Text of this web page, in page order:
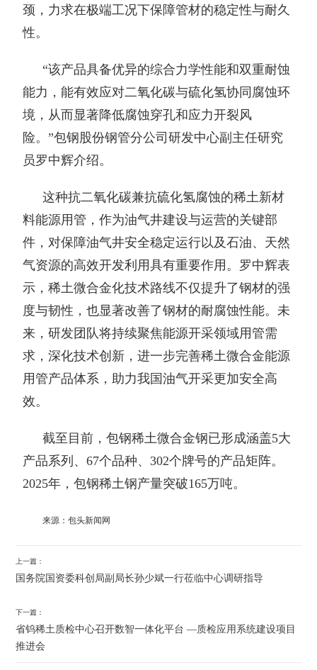
颈，力求在极端工况下保障管材的稳定性与耐久
性。
“该产品具备优异的综合力学性能和双重耐蚀
能力，能有效应对二氧化碳与硫化氢协同腐蚀环
境，从而显著降低腐蚀穿孔和应力开裂风
险。”包钢股份钢管分公司研发中心副主任研究
员罗中辉介绍。
这种抗二氧化碳兼抗硫化氢腐蚀的稀土新材
料能源用管，作为油气井建设与运营的关键部
件，对保障油气井安全稳定运行以及石油、天然
气资源的高效开发利用具有重要作用。罗中辉表
示，稀土微合金化技术路线不仅提升了钢材的强
度与韧性，也显著改善了钢材的耐腐蚀性能。未
来，研发团队将持续聚焦能源开采领域用管需
求，深化技术创新，进一步完善稀土微合金能源
用管产品体系，助力我国油气开采更加安全高
效。
截至目前，包钢稀土微合金钢已形成涵盖5大
产品系列、67个品种、302个牌号的产品矩阵。
2025年，包钢稀土钢产量突破165万吨。
来源：包头新闻网
上一篇：
国务院国资委科创局副局长孙少斌一行莅临中心调研指导
下一篇：
省钨稀土质检中心召开数智一体化平台 —质检应用系统建设项目
推进会